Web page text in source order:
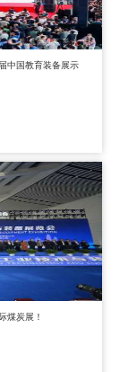
中国教育装备展示
煤炭展！